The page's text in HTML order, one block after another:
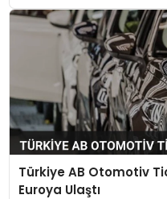
Türkiye AB Otomotiv
Euroya Ulaştı